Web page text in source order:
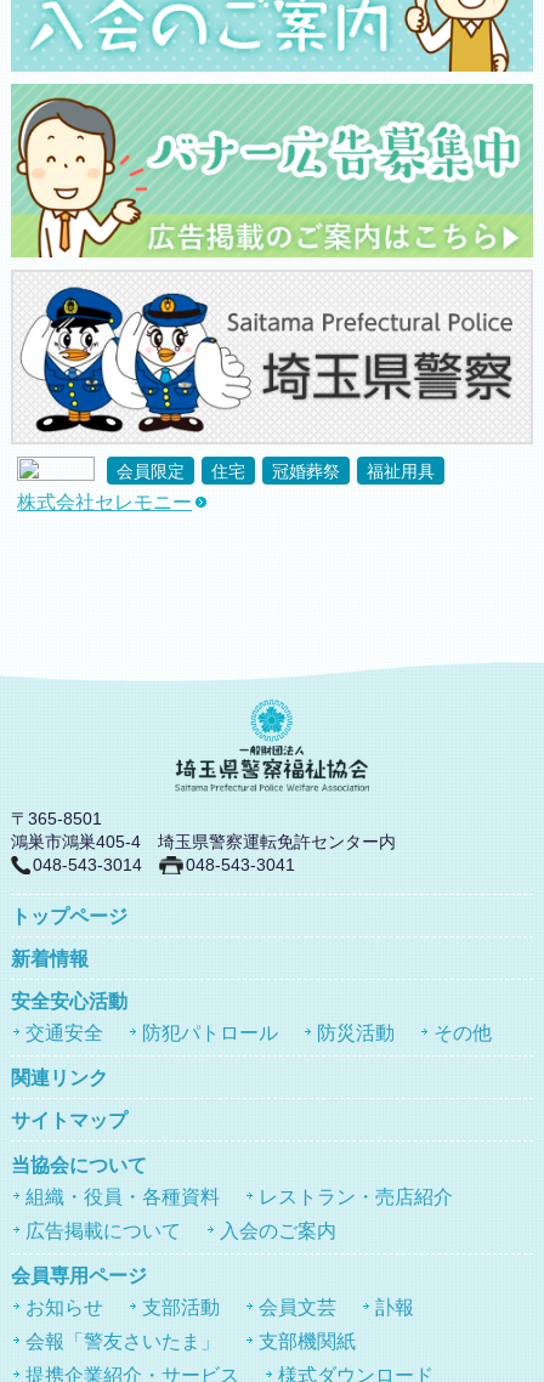
会員限定 住宅 冠婚葬祭 福祉用具
株式会社セレモニー
〒365-8501
鴻巣市鴻巣405-4 埼玉県警察運転免許センター内
048-543-3014
048-543-3041
トップページ
新着情報
安全安心活動
交通安全
防犯パトロール 防災活動 その他
関連リンク
サイトマップ
当協会について
組織・役員・各種資料
レストラン・売店紹介
広告掲載について
入会のご案内
会員専用ページ
お知らせ
支部活動 会員文芸
訃報
会報「警友さいたま」
支部機関紙
提携企業紹介・サービス
様式ダウンロード